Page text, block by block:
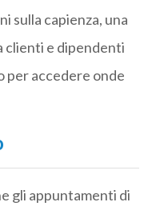
sulla capienza, una
clienti e dipendenti
per accedere onde
gli appuntamenti di